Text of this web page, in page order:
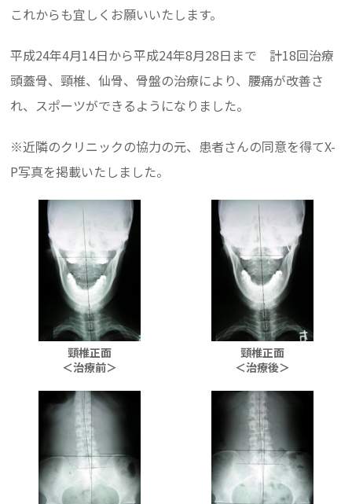
これからも宜しくお願いいたします。
平成24年4月14日から平成24年8月28日まで 計18回治療
頭蓋骨、頸椎、仙骨、骨盤の治療により、腰痛が改善さ
れ、スポーツができるようになりました。
※近隣のクリニックの協力の元、患者さんの同意を得てX-
P写真を掲載いたしました。
頸椎正面
＜治療前＞
頸椎正面
＜治療後＞